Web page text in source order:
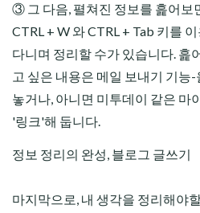
③ 그 다음, 펼쳐진 정보를 흝어보
CTRL + W 와 CTRL + Tab 키를
다니며 정리할 수가 있습니다. 흝
고 싶은 내용은 메일 보내기 기능
놓거나, 아니면 미투데이 같은 마
'링크'해 둡니다.
정보 정리의 완성, 블로그 글쓰기
마지막으로, 내 생각을 정리해야